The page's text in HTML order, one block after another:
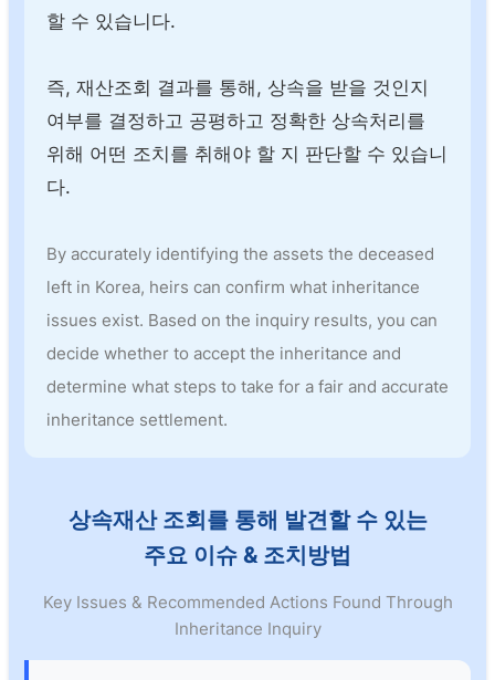
할 수 있습니다.
즉, 재산조회 결과를 통해, 상속을 받을 것인지
여부를 결정하고 공평하고 정확한 상속처리를
위해 어떤 조치를 취해야 할 지 판단할 수 있습니
다.
By accurately identifying the assets the deceased
left in Korea, heirs can confirm what inheritance
issues exist. Based on the inquiry results, you can
decide whether to accept the inheritance and
determine what steps to take for a fair and accurate
inheritance settlement.
상속재산 조회를 통해 발견할 수 있는
주요 이슈 & 조치방법
Key Issues & Recommended Actions Found Through
Inheritance Inquiry